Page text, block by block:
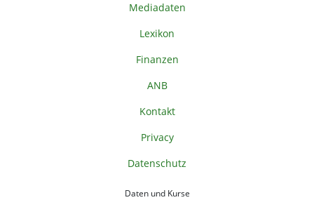
Mediadaten
Lexikon
Finanzen
ANB
Kontakt
Privacy
Datenschutz
Daten und Kurse